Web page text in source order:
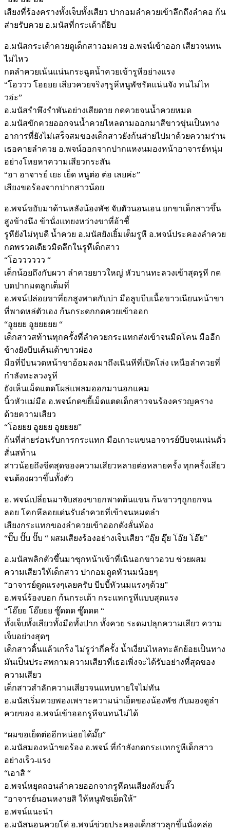
เสียงที่ร้องครางทั้งเจ็บทั้งเสียว ปากอมลำควยเข้าลึกถึงลำคอ ก้น
ส่ายรับควย อ.มนัสที่กระเด้าถี่ยิบ
อ.มนัสกระเด้าควยดูเด็กสาวอมควย อ.พจน์เข้าออก เสียวจนทน
ไม่ไหว
กดลำควยเน้นแน่นกระฉูดน้ำควยเข้ารูหีอย่างแรง
“โอววว โอยยย เสียวควยจริงๆรูหีหนูพัชรัดแน่นจัง ทนไม่ไห
วอ่ะ”
อ.มนัสรำพึงรำพันอย่างเสียดาย กดควยจนน้ำควยหมด
อ.มนัสขักควยออกจนน้ำควยไหลตามออกมาสีขาวขุ่นเป็นทาง
อาการที่ยังไม่เสร็จสมของเด็กสาวยังก้นส่ายไปมาด้วยความร่าน
เธอคายลำควย อ.พจน์ออกจากปากแหงนมองหน้าอาจารย์หนุ่ม
อย่างโหยหาความเสียวกระสัน
“อา อาจารย์ เยะ เย็ด หนูต่อ ต่อ เลยค่ะ”
เสียงขอร้องจากปากสาวน้อย
อ.พจน์ขยับมาด้านหลังน้องพัช จับตัวนอนเอน ยกขาเด็กสาวขึ้น
สูงข้างนึง ข้านั่งแทยงหว่างขาที่อ้าชี้
รูหียังไม่หุบดี น้ำควย อ.มนัสยังเยิ้มเต็มรูหี อ.พจน์ประคองลำควย
กดพรวดเดียวมิดลึกในรูหีเด็กสาว
“โอวววววว “
เด็กน้อยถึงกับผวา ลำควยยาวใหญ่ หัวบานทะลวงเข้าสุดรูหี กด
บดปากมดลูกเต็มที่
อ.พจน์ปล่อยขาที่ยกสูงพาดกับบ่า มือลูบบีบเนื้อขาวเนียนหน้าขา
ที่พาดหล่ตัวเอง ก้นกระดกกดควยเข้าออก
“อูยยย อูยยยยย “
เด็กสาวสท้านทุกครั้งที่ลำควยกระแทกส่งเข้าจนมิดโคน มืออีก
ข้างยังบีบเค้นเต้าขาวผ่อง
มือที่บีบนวดหน้าขาอ้อมลงมาถึงเนินหีที่เปิดโล่ง เหนือลำควยที่
กำลังทะลวงรูหี
ยังเห็นเม็ดแตดโผล่แพลมออกมานอกแคม
นิ้วหัวแม่มือ อ.พจน์กดขยี้เม็ดแตดเด็กสาวจนร้องครวญคราง
ด้วยความเสียว
“โอยยย อูยยย อูยยยย”
ก้นที่ส่ายร่อนรับการกระแทก มือเกาะแขนอาจารย์บีบจนแน่นตั่ว
สั่นสท้าน
สาวน้อยถึงขีดสุดของความเสียวหลายต่อหลายครั้ง ทุกครั้งเสียว
จนต้องผวาขึ้นทั้งตัว
อ. พจน์เปลี่ยนมาจับสองขายกพาดต้นแขน ก้นขาวๆถูกยกจน
ลอย โคกหีลอยเด่นรับลำควยที่เข้าจนหมดลำ
เสียงกระแทกของลำควยเข้าออกดังลั่นห้อง
“ปั๊บ ปั๊บ ปั๊บ “ ผสมเสียงร้องอย่างเจ็บเสียว “อุ๊ย อุ๊ย โอ๊ย โอ๊ย”
อ.มนัสพลิกตัวขึ้นมาซุกหน้าเข้าที่เนินอกขาวอวบ ช่วยผสม
ความเสียวให้เด็กสาว ปากอมดูดหัวนมน้อยๆ
“อาจารย์ดูดแรงๆเลยครับ บีบบี้หัวนมแรงๆด้วย”
อ.พจน์ร้องบอก ก้นกระเด้า กระแทกรูหีแบบสุดแรง
“โอ๊ยย โอ๊ยยย ซู๊ดดด ซู๊ดดด “
ทั้งเจ็บทั้งเสียวทั้งมือทั้งปาก ทั้งควย ระดมปลุกความเสียว ความ
เจ็บอย่างสุดๆ
เด็กสาวดิ้นแล้วเกร็ง ไม่รูว่ากี่ครั้ง น้ำเงี่ยนไหลทะลักย้อยเป็นทาง
มันเป็นประสพกามความเสียวที่เธอเพิ่งจะได้รับอย่างที่สุดของ
ความเสียว
เด็กสาวสำลักความเสียวจนแทบหายใจไม่ทัน
อ.มนัสเริ่มควยพองเพราะความน่าเย็ดของน้องพัช กับมองดูลำ
ควยของ อ.พจน์เข้าออกรูหีจนทนไม่ได้
“ผมขอเย็ดต่ออีกหน่อยได้มั๊ย”
อ.มนัสมองหน้าขอร้อง อ.พจน์ ที่กำลังกดกระแทกรูหีเด็กสาว
อย่างเร็ว-แรง
“เอาสิ “
อ.พจน์หยุดถอนลำควยออกจากรูหีตนเสียงดังบลั๊ว
“อาจารย์นอนหงายสิ ให้หนูพัชเย็ดให้”
อ.พจน์แนะนำ
อ.มนัสนอนควยโด่ อ.พจน์ข่วยประคองเด็กสาวลุกขึ้นนั่งคล่อ